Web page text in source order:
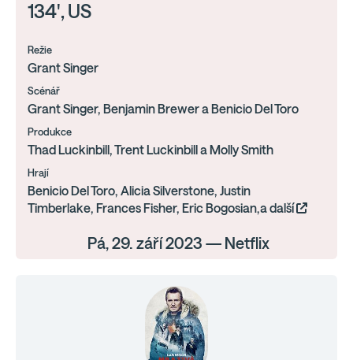
134', US
Režie
Grant Singer
Scénář
Grant Singer, Benjamin Brewer a Benicio Del Toro
Produkce
Thad Luckinbill, Trent Luckinbill a Molly Smith
Hrají
Benicio Del Toro, Alicia Silverstone, Justin
Timberlake, Frances Fisher, Eric Bogosian,a další
Pá, 29. září 2023 — Netflix